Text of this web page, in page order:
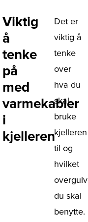
Viktig
å
tenke
på
med
varmekabler
i
kjelleren
Det er
viktig å
tenke
over
hva du
skal
bruke
kjelleren
til og
hvilket
overgulv
du skal
benytte.